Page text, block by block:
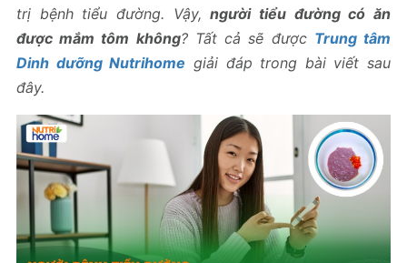
trị bệnh tiểu đường. Vậy,người tiểu đường có ăn
được mắm tôm không? Tất cả sẽ được Trung tâm
Dinh dưỡng Nutrihome giải đáp trong bài viết sau
đây.